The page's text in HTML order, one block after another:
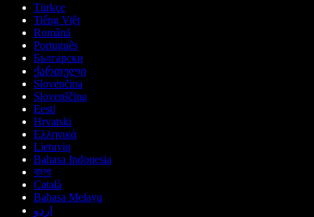
Türkçe
Tiếng Việt
Română
Português
Български
ქართული
Slovenčina
Slovenščina
Eesti
Hrvatski
Ελληνικά
Lietuvių
Bahasa Indonesia
বাংলা
Català
Bahasa Melayu
اردو